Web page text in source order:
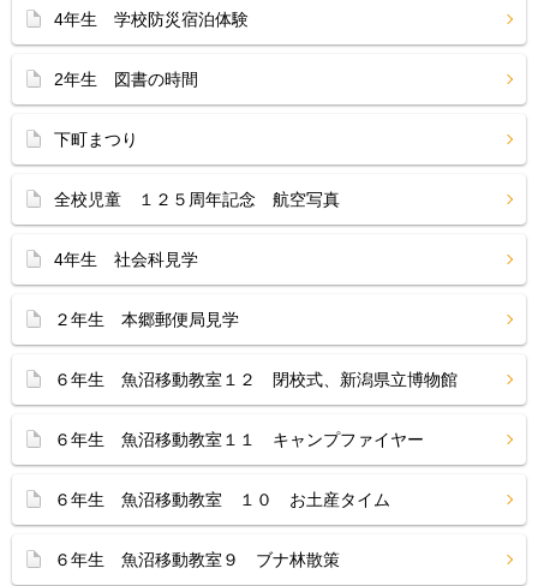
4年生 学校防災宿泊体験
2年生 図書の時間
下町まつり
全校児童 １２５周年記念 航空写真
4年生 社会科見学
２年生 本郷郵便局見学
６年生 魚沼移動教室１２ 閉校式、新潟県立博物館
６年生 魚沼移動教室１１ キャンプファイヤー
６年生 魚沼移動教室 １０ お土産タイム
６年生 魚沼移動教室９ ブナ林散策